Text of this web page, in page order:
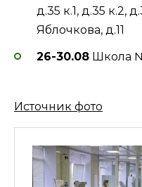
д.35 к.1, д.35 к.2,
Яблочкова, д.11
26-30.08 Школа
Источник фото